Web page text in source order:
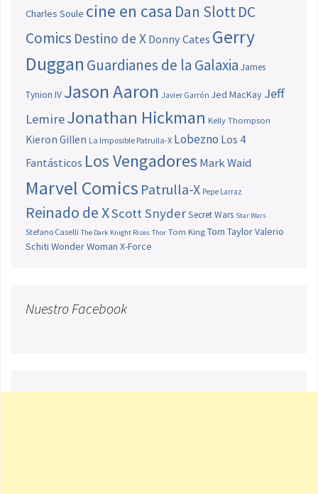
Charles Soule cine en casa Dan SlottDC
Comics Destino de X Donny Cates Gerry
Duggan Guardianes de la Galaxia James
Tynion IV Jason Aaron Javier Garrón Jed MacKay Jeff
LemireJonathan Hickman Kelly Thompson
Kieron Gillen La Imposible Patrulla-X Lobezno Los 4
Fantásticos Los Vengadores Mark Waid
Marvel Comics Patrulla-X Pepe Larraz
Reinado de XScott SnyderSecret Wars Star Wars
Stefano Caselli The Dark Knight Rises Thor Tom King Tom TaylorValerio
Schiti Wonder Woman X-Force
Nuestro Facebook